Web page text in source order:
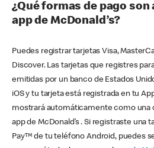
¿Qué formas de pago
app de McDonald’s?
Puedes registrar tarjetas Visa,
Discover. Las tarjetas que registres
emitidas por un banco de Estados
iOS y tu tarjeta está registrada en tu
mostrará automáticamente como una
app de McDonald’s . Si registraste una
Pay™ de tu teléfono Android, puedes